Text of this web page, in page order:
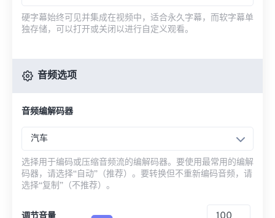
硬字幕始终可见并集成在视频中，适合永久字幕，而软字幕单
独存储，可以打开或关闭以进行自定义观看。
音频选项
音频编解码器
汽车
选择用于编码或压缩音频流的编解码器。要使用最常用的编解
码器，请选择“自动”（推荐）。要转换但不重新编码音频，请
选择“复制”（不推荐）。